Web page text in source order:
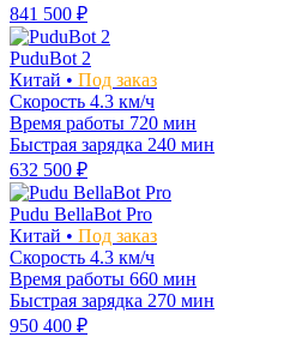
841 500 ₽
PuduBot 2
Китай • Под заказ
Скорость 4.3 км/ч
Время работы 720 мин
Быстрая зарядка 240 мин
632 500 ₽
Pudu BellaBot Pro
Китай • Под заказ
Скорость 4.3 км/ч
Время работы 660 мин
Быстрая зарядка 270 мин
950 400 ₽